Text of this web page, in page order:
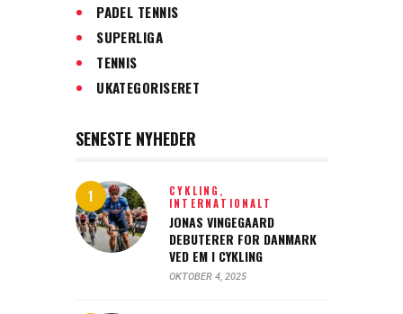
PADEL TENNIS
SUPERLIGA
TENNIS
UKATEGORISERET
SENESTE NYHEDER
CYKLING,
INTERNATIONALT
JONAS VINGEGAARD
DEBUTERER FOR DANMARK
VED EM I CYKLING
OKTOBER 4, 2025